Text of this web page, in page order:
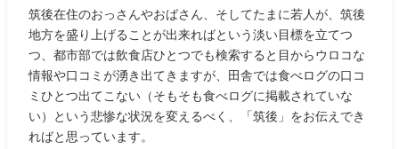
筑後在住のおっさんやおばさん、そしてたまに若人が、筑後
地方を盛り上げることが出来ればという淡い目標を立てつ
つ、都市部では飲食店ひとつでも検索すると目からウロコな
情報や口コミが湧き出てきますが、田舎では食べログの口コ
ミひとつ出てこない（そもそも食べログに掲載されていな
い）という悲惨な状況を変えるべく、「筑後」をお伝えでき
ればと思っています。